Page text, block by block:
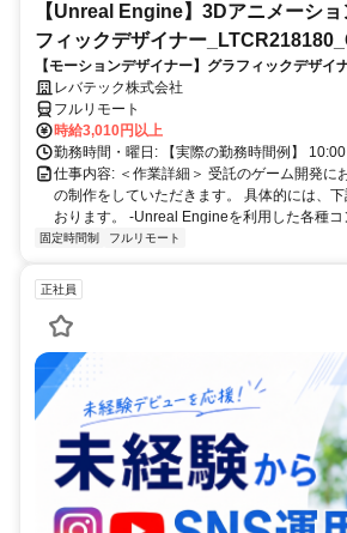
【Unreal Engine】3Dアニメーシ
フィックデザイナー
【モーションデザイナー】グラフィックデザイ
歓迎！キャリアアップを目指したい方も大歓迎♪
レバテック株式会社
フルリモート
時給3,010円以上
勤務時間・曜日: 【実際の勤務時間例】
仕事内容: ＜作業詳細＞ 受託のゲーム開発に
の制作をしていただきます。 具体的には、
おります。 -Unreal Engineを利用した各種コ
固定時間制 フルリモート
正社員